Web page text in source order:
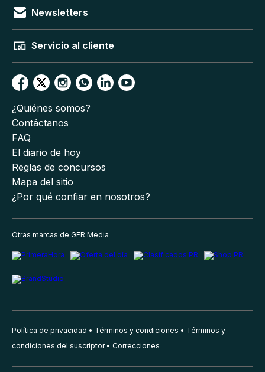
Newsletters
Servicio al cliente
¿Quiénes somos?
Contáctanos
FAQ
El diario de hoy
Reglas de concursos
Mapa del sitio
¿Por qué confiar en nosotros?
Otras marcas de GFR Media
Política de privacidad Términos y condiciones
Términos y
condiciones del suscriptor
Correcciones